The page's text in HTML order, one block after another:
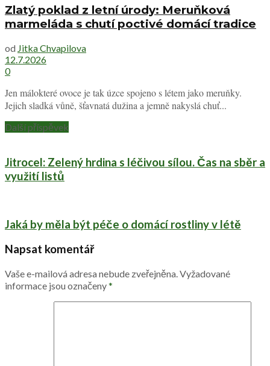
Zlatý poklad z letní úrody: Meruňková
marmeláda s chutí poctivé domácí tradice
od Jitka Chvapilova
12.7.2026
0
Jen málokteré ovoce je tak úzce spojeno s létem jako meruňky.
Jejich sladká vůně, šťavnatá dužina a jemně nakyslá chuť...
Další příspěvek
Jitrocel: Zelený hrdina s léčivou sílou. Čas na sběr a
využití listů
Jaká by měla být péče o domácí rostliny v létě
Napsat komentář
Vaše e-mailová adresa nebude zveřejněna.Vyžadované
informace jsou označeny*